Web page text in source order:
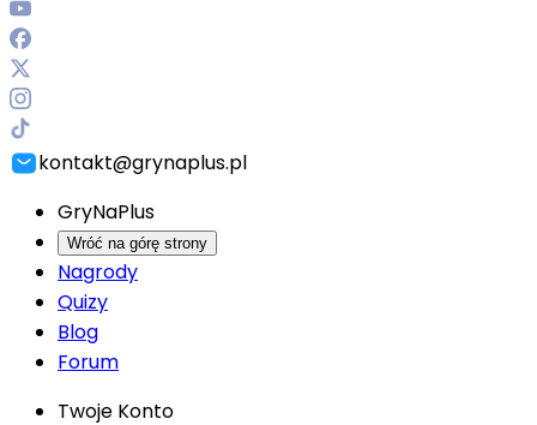
kontakt@grynaplus.pl
GryNaPlus
Wróć na górę strony
Nagrody
Quizy
Blog
Forum
Twoje Konto